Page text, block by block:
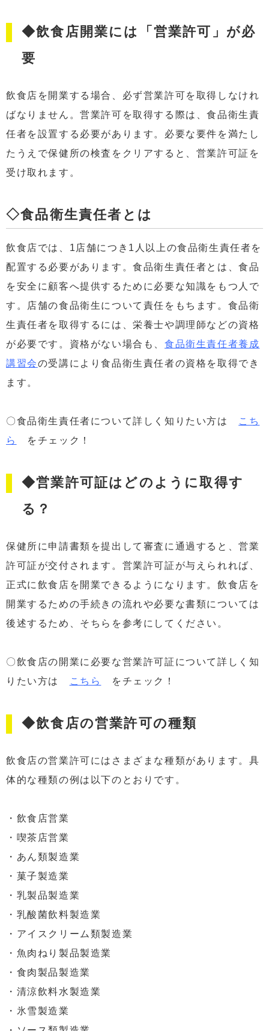
◆飲食店開業には「営業許可」が必
要
飲食店を開業する場合、必ず営業許可を取得しなけれ
ばなりません。営業許可を取得する際は、食品衛生責
任者を設置する必要があります。必要な要件を満たし
たうえで保健所の検査をクリアすると、営業許可証を
受け取れます。
◇食品衛生責任者とは
飲食店では、1店舗につき1人以上の食品衛生責任者を
配置する必要があります。食品衛生責任者とは、食品
を安全に顧客へ提供するために必要な知識をもつ人で
す。店舗の食品衛生について責任をもちます。食品衛
生責任者を取得するには、栄養士や調理師などの資格
が必要です。資格がない場合も、 食品衛生責任者養成
講習会の受講により食品衛生責任者の資格を取得でき
ます。
〇食品衛生責任者について詳しく知りたい方は
こち
ら
をチェック！
◆営業許可証はどのように取得す
る？
保健所に申請書類を提出して審査に通過すると、営業
許可証が交付されます。営業許可証が与えられれば、
正式に飲食店を開業できるようになります。飲食店を
開業するための手続きの流れや必要な書類については
後述するため、そちらを参考にしてください。
〇飲食店の開業に必要な営業許可証について詳しく知
りたい方は
こちら をチェック！
◆飲食店の営業許可の種類
飲食店の営業許可にはさまざまな種類があります。具
体的な種類の例は以下のとおりです。
・飲食店営業
・喫茶店営業
・あん類製造業
・菓子製造業
・乳製品製造業
・乳酸菌飲料製造業
・アイスクリーム類製造業
・魚肉ねり製品製造業
・食肉製品製造業
・清涼飲料水製造業
・氷雪製造業